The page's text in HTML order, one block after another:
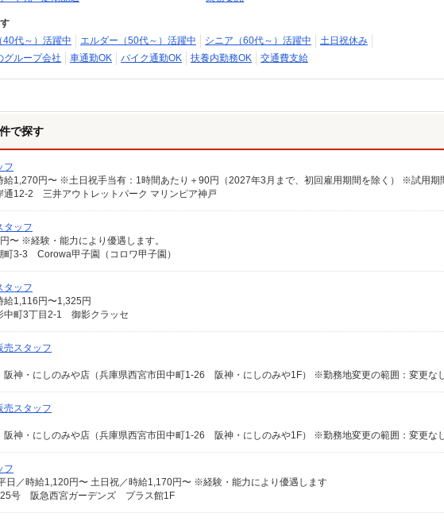
40代～）活躍中 エルダー（50代～）活躍中 シニア（60代～）活躍中
土日祝休み
グループ会社
車通勤OK バイク通勤OK 扶養内勤務OK 交通費支給
で探す
フ
通12‐2 三井アウトレットパーク マリンピア神戸
タッフ
〜 ※経験・能力により優遇します。
町3-3 Corowa甲子園（コロワ甲子園）
タッフ
給1,116円〜1,325円
中町3丁目2-1 御影クラッセ
売スタッフ
神・にしのみや店（兵庫県西宮市田中町1-26 阪神・にしのみや1F） ※勤務地変更の範囲：変更な
売スタッフ
神・にしのみや店（兵庫県西宮市田中町1-26 阪神・にしのみや1F） ※勤務地変更の範囲：変更な
フ
日／時給1,120円〜 土日祝／時給1,170円〜 ※経験・能力により優遇します
25号 阪急西宮ガーデンズ プラス館1F